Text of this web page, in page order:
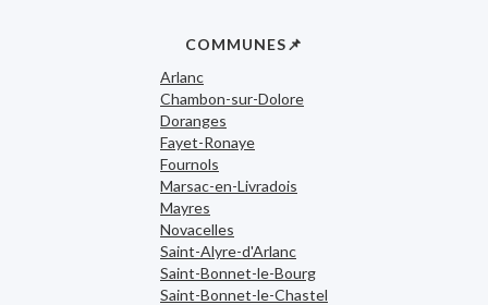
COMMUNES📌
Arlanc
Chambon-sur-Dolore
Doranges
Fayet-Ronaye
Fournols
Marsac-en-Livradois
Mayres
Novacelles
Saint-Alyre-d'Arlanc
Saint-Bonnet-le-Bourg
Saint-Bonnet-le-Chastel